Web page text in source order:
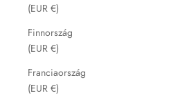
(EUR €)
Finnország
(EUR €)
Franciaország
(EUR €)